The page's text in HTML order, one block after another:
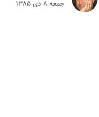
جمعه ۸ دى ۱۳۸۵